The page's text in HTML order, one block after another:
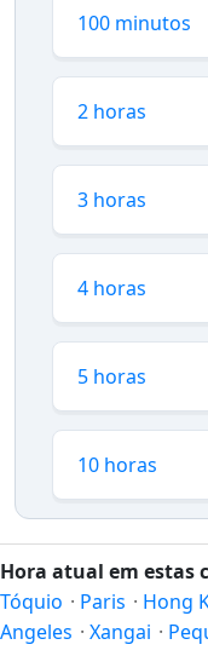
100 minutos
2 horas
3 horas
4 horas
5 horas
10 horas
Hora atual em estas
Tóquio · Paris · Hong
Angeles · Xangai ·